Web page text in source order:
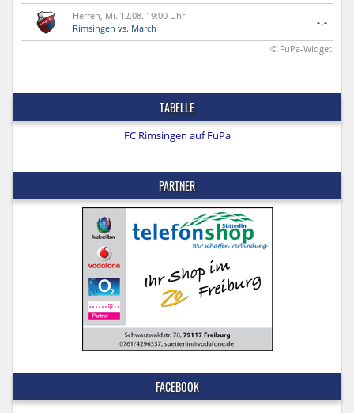
Herren, Mi. 12.08. 19:00 Uhr
Rimsingen vs. March
-:-
© FuPa-Widget
TABELLE
FC Rimsingen auf FuPa
PARTNER
FACEBOOK